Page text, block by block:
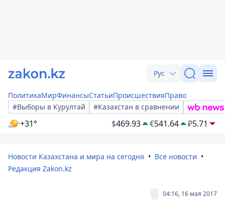
Рус
ПолитикаМирФинансыСтатьиПроисшествияПраво
#Выборы в Курултай
#Казахстан в сравнении
+31° $469.93 €541.64 ₽5.71
Новости Казахстана и мира на сегодня
Все новости
Редакция Zakon.kz
04:16, 16 мая 2017